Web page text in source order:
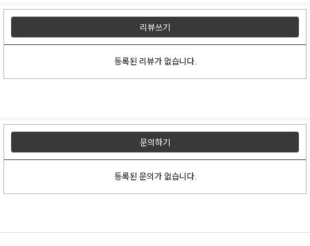
리뷰쓰기
등록된 리뷰가 없습니다.
문의하기
등록된 문의가 없습니다.